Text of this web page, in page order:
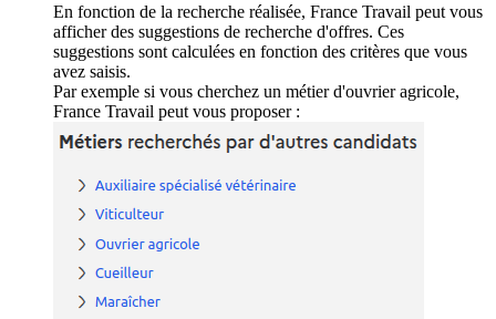
En fonction de la recherche réalisée, France Travail peut vous
afficher des suggestions de recherche d'offres. Ces
suggestions sont calculées en fonction des critères que vous
avez saisis.
Par exemple si vous cherchez un métier d'ouvrier agricole,
France Travail peut vous proposer :